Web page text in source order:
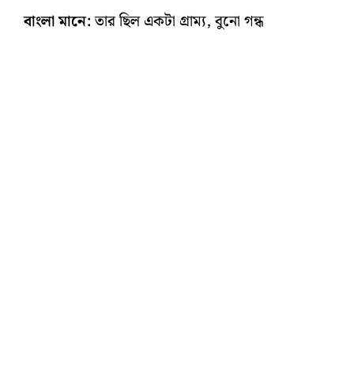
বাংলা মানে:তার ছিল একটা গ্রাম্য, বুনো গন্ধ